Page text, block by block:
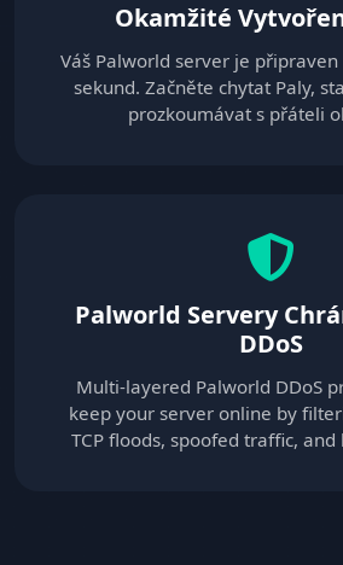
Okamžité
Váš Palworld server je
sekund. Začněte chytat Paly,
prozkoumávat s přáteli
Palworld Servery
DDoS
Multi-layered Palworld DDoS
keep your server online by
TCP floods, spoofed traffic,